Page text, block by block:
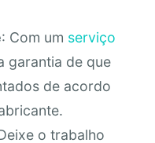
: Com um serviço
garantia de que
de acordo
o trabalho